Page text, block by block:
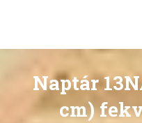
Naptár
cm)